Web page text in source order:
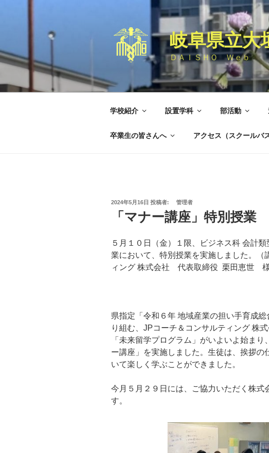
ツ
へ
キ
岐阜県立大
ＤＡＩＳＨＯ Ｗｅｂ
学校紹介 設置学科 部活動
卒業生の皆さんへ アクセス（スクールバ
投
2024年5月16日 投稿者: 管理者
「マナー講座」特別授業
５月１０日（金）１限、ビジネス科 会計
業において、特別授業を実施しました。（
ィング 株式会社 代表取締役 栗田恵世 様
県指定「令和６年 地域産業の担い手育成
り組む、JPコーチ＆コンサルティング 株
「未来留学プログラム」がいよいよ始ま
ー講座」を実施しました。生徒は、挨拶の
いて楽しく学ぶことができました。
今月５月２９日には、ご協力いただく株式
す。